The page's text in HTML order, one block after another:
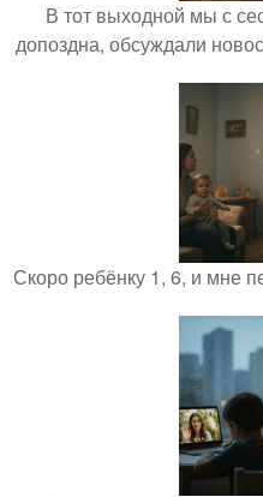
В тот выходной мы с
допоздна, обсуждали
Скоро ребёнку 1, 6, и мне